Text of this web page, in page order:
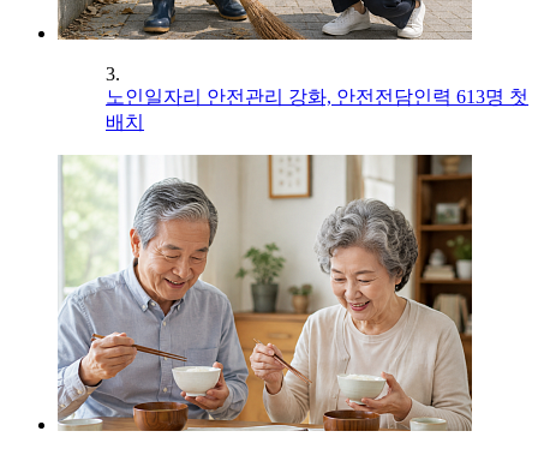
3.
노인일자리 안전관리 강화, 안전전담인력 613명 첫
배치